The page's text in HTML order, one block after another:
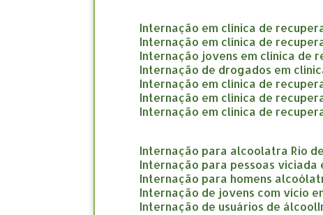
internação em clínica de
internação em clínica de
internação jovens em clínica de
internação de drogados em
internação em clínica de
internação em clínica de
internação em clínica de
internação para alcoolatra Rio
internação para pessoas viciada
internação para homens
internação de jovens com vício
internação de usuários de álcool